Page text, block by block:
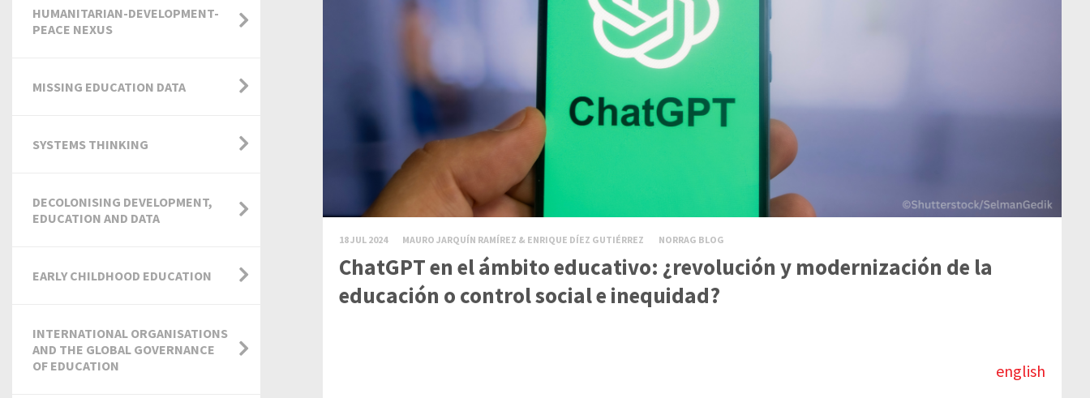
18 JUL 2024 MAURO JARQUÍN RAMÍREZ & ENRIQUE DÍEZ GUTIÉRREZ NORRAG BLOG
ChatGPT en el ámbito educativo: ¿revolución y modernización de la
educación o control social e inequidad?
english
HUMANITARIAN-DEVELOPMENT-
PEACE NEXUS
MISSING EDUCATION DATA
SYSTEMS THINKING
DECOLONISING DEVELOPMENT,
EDUCATION AND DATA
EARLY CHILDHOOD EDUCATION
INTERNATIONAL ORGANISATIONS
AND THE GLOBAL GOVERNANCE
OF EDUCATION